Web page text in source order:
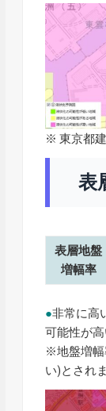
※ 東京都
表
表層地盤
増幅率
●非常に高
可能性が高
※地盤増幅
い)とされ